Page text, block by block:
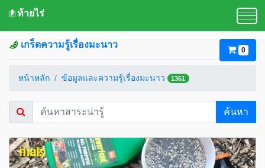
ท้ายไร่
เกร็ดความรู้เรื่องมะนาว
0
หน้าหลัก ข้อมูลและความรู้เรื่องมะนาว 1361
ค้นหา